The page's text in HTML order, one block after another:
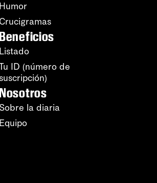
Humor
Listado
ID (número de
Sobre la diaria
Equipo